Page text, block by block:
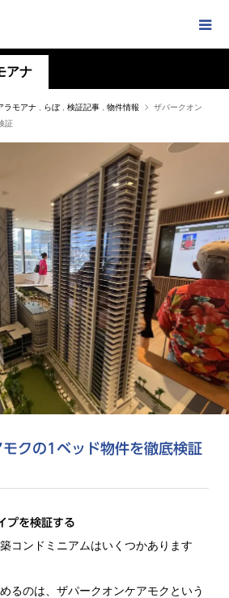
アナ
ラモアナ らぼ 検証記事 物件情報
ザパークオン
証
クの1ベッド物件を徹底検証
プを検証する
コンドミニアムはいくつかあります
るのは、ザパークオンケアモクという